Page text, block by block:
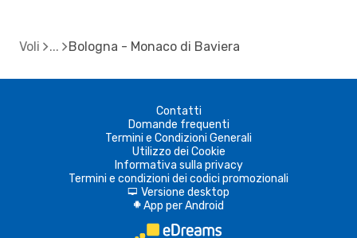
Voli Bologna - Monaco di Baviera
Contatti
Domande frequenti
Termini e Condizioni Generali
Utilizzo dei Cookie
Informativa sulla privacy
Termini e condizioni dei codici promozionali
d Versione desktop
A App per Android